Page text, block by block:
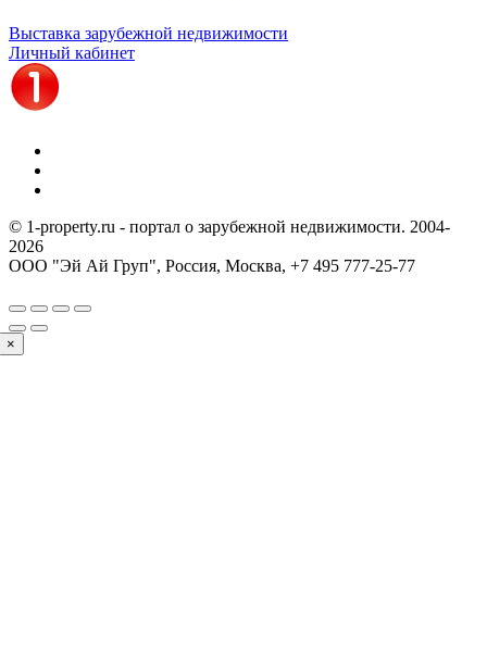
Выставка зарубежной недвижимости
Личный кабинет
© 1-property.ru - портал о зарубежной недвижимости. 2004-
2026
ООО "Эй Ай Груп", Россия, Москва, +7 495 777-25-77
×